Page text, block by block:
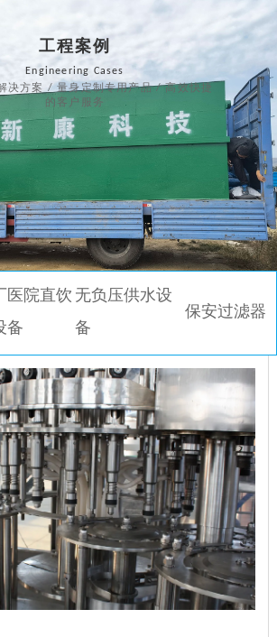
工程案例
Engineering Cases
决方案 / 量身定制专用产品 / 高效快捷
的客户服务
医院直饮
备
无负压供水设
备
保安过滤器